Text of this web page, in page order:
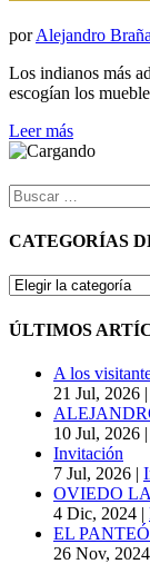
porAlejandro Braña
Los indianos más
escogían los
Leer más
Buscar:
CATEGORÍAS
CATEGORÍAS
BLOG
ÚLTIMOS
A los
21 Jul, 2026 |
10 Jul, 2026 |
Invitación
7 Jul, 2026 |
OVIEDO
4 Dic, 2024 |
EL
26 Nov, 2024